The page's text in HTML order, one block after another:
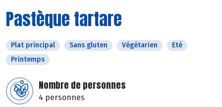
Pastèque tartare
Plat principal Sans gluten Végétarien
Eté
Printemps
Nombre de personnes
4 personnes